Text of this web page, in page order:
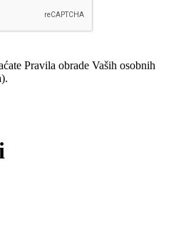
Pravila obrade Vaših osobnih